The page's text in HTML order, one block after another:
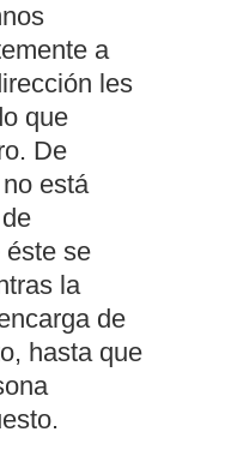
a
les
que
De
está
éste se
la
de
hasta que